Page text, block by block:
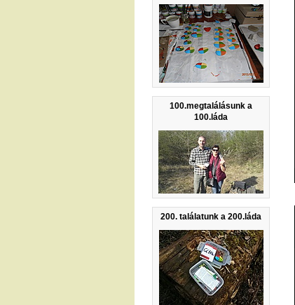
100.megtalálásunk a
100.láda
200. találatunk a 200.láda